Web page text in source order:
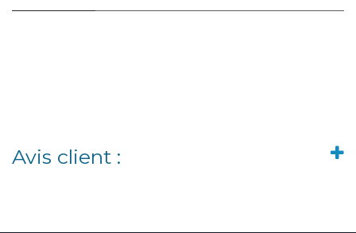
Avis client :